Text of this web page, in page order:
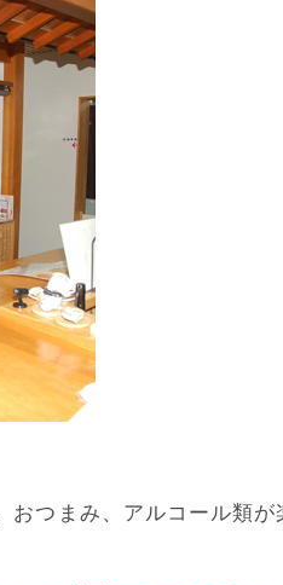
つまみ、アルコール類が